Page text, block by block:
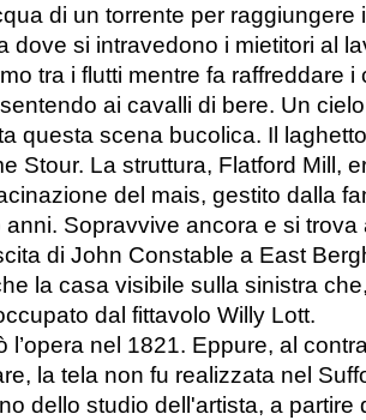
di un torrente per raggiungere
dove si intravedono i mietitori al
tra i flutti mentre fa raffreddare i
ai cavalli di bere. Un
questa scena bucolica. Il
Stour. La struttura, Flatford Mill,
del mais, gestito dalla
Sopravvive ancora e si trova
di John Constable a East
la casa visibile sulla sinistra
dal fittavolo Willy Lott.
l’opera nel 1821. Eppure, al
la tela non fu realizzata nel
dello studio dell'artista, a partire